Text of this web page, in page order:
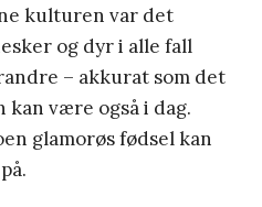
kulturen var det
og dyr i alle fall
– akkurat som det
kan være også i dag.
glamorøs fødsel kan